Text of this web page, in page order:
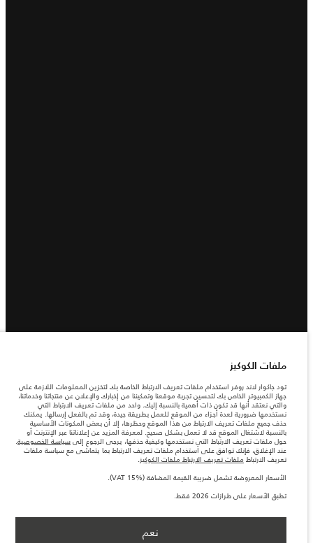
ملفات الكوكيز
تود جاكوار لاند روفر استخدام ملفات تعريف الارتباط الخاصة بك لتخزين المعلومات اللازمة على
جهاز الكمبيوتر الخاص بك لتحسين تجربة موقعنا وتمكيننا من إخبارك والإعلان عن منتجاتنا وخدماتنا،
والتي نعتقد أنها قد تكون ذات أهمية بالنسبة إليك. واحد من ملفات تعريف الارتباط التي
نستخدمها ضرورية لعدة أجزاء من الموقع للعمل بطريقة جيدة، وقد تم بالفعل إرسالها. يمكنك
حذف جميع ملفات تعريف الارتباط من هذا الموقع وحظرها، إلا أن بعض المكونات الأساسية
بالنسبة لاشتغال الموقع قد لا تعمل بشكل صحيح. لمعرفة المزيد عن إعلاناتنا عبر الإنترنت أو
حول ملفات تعريف الارتباط التي نستخدمها وكيفية حذفها، يرجى الرجوع إلى سياسة الخصوصية.
عند الإغلاق، فإنك توافق على استخدام ملفات تعريف الارتباط بما يتماشى مع سياسة ملفات
تعريف الارتباط ملفات تعريف الارتباط ملفات الكوكيز.
الأسعار المعروضة تشمل ضريبة القيمة المضافة (VAT 15%).
تطبق الأسعار على طرازات 2026 فقط.
نعم